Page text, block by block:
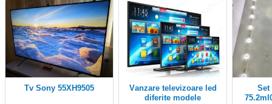
Tv Sony 55XH9505
vanzare televizoare led
diferite modele
set 3 barete led